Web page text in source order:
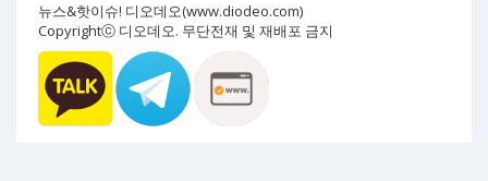
뉴스&핫이슈! 디오데오(www.diodeo.com)
Copyrightⓒ 디오데오. 무단전재 및 재배포 금지